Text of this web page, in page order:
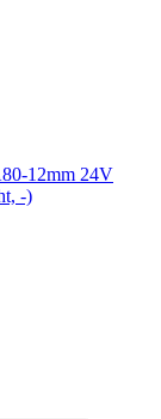
12mm 24V
-)